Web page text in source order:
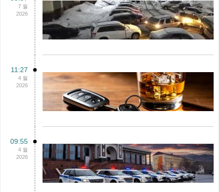
7 월
2026
11:27
4 월
2026
09:55
4 월
2026